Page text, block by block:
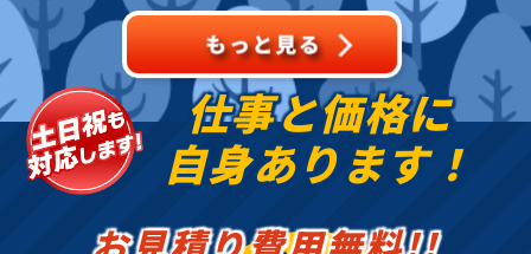
こと、造園・
仕事と価格に
自身あります！